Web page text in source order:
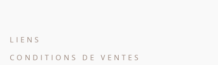
LIENS
CONDITIONS DE VENTES